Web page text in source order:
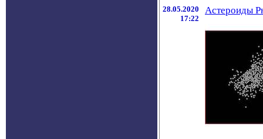
28.05.2020
17:22
Астероиды